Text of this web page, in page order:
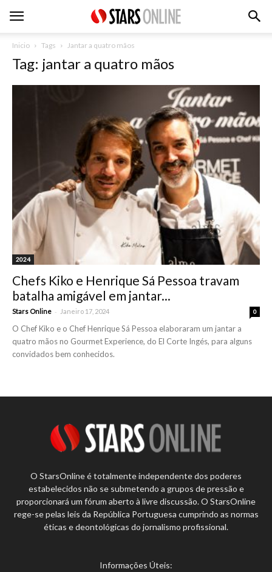
Inicio Tags Jantar a quatro mãos
Tag: jantar a quatro mãos
2024
Chefs Kiko e Henrique Sá Pessoa travam
batalha amigável em jantar...
Stars Online - Janeiro 17, 2024 0
O Chef Kiko e o Chef Henrique Sá Pessoa elaboraram um jantar a
quatro mãos no Gourmet Experience, do El Corte Ingés, para alguns
convidados bem conhecidos.
O StarsOnline é totalmente independente dos poderes
estabelecidos não se submetendo a grupos de pressão e
proporcionará um fórum aberto à livre discussão. O StarsOnline
rege-se pelas leis da República Portuguesa cumprindo as normas
éticas e deontológicas do jornalismo profissional.
Informações Úteis: